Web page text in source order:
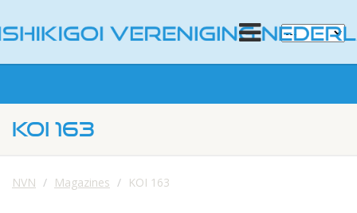
KOI 163
NVN Magazines KOI 163